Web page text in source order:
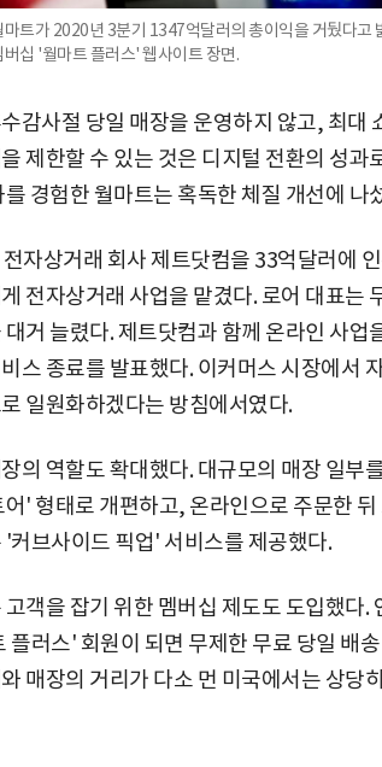
마트가 2020년 3분기 1347억달러의 총이익을 거뒀다고
버십 '월마트 플러스' 웹사이트 장면.
감사절 당일 매장을 운영하지 않고, 최대
제한할 수 있는 것은 디지털 전환의 성과
경험한 월마트는 혹독한 체질 개선에 나
자상거래 회사 제트닷컴을 33억달러에
전자상거래 사업을 맡겼다. 로어 대표는
거 늘렸다. 제트닷컴과 함께 온라인 사업
스 종료를 발표했다. 이커머스 시장에서
일원화하겠다는 방침에서였다.
의 역할도 확대했다. 대규모의 매장 일부
어' 형태로 개편하고, 온라인으로 주문한
'커브사이드 픽업' 서비스를 제공했다.
고객을 잡기 위한 멤버십 제도도 도입했다
플러스' 회원이 되면 무제한 무료 당일 배
매장의 거리가 다소 먼 미국에서는 상당